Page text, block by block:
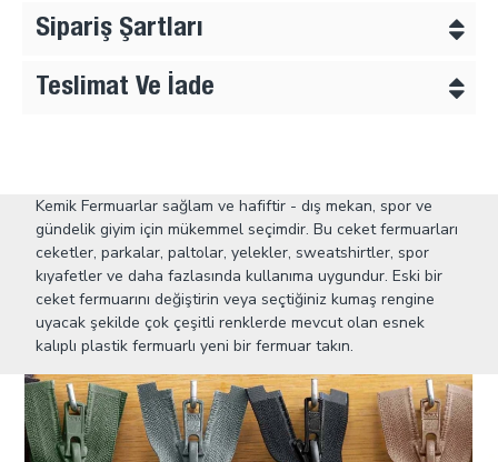
Sipariş Şartları
Teslimat Ve İade
Kemik Fermuarlar sağlam ve hafiftir - dış mekan, spor ve
gündelik giyim için mükemmel seçimdir. Bu ceket fermuarları
ceketler, parkalar, paltolar, yelekler, sweatshirtler, spor
kıyafetler ve daha fazlasında kullanıma uygundur. Eski bir
ceket fermuarını değiştirin veya seçtiğiniz kumaş rengine
uyacak şekilde çok çeşitli renklerde mevcut olan esnek
kalıplı plastik fermuarlı yeni bir fermuar takın.